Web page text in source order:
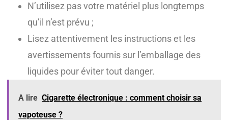
N’utilisez pas votre matériel plus longtemps
qu’il n’est prévu ;
Lisez attentivement les instructions et les
avertissements fournis sur l’emballage des
liquides pour éviter tout danger.
A lire Cigarette électronique : comment choisir sa
vapoteuse ?